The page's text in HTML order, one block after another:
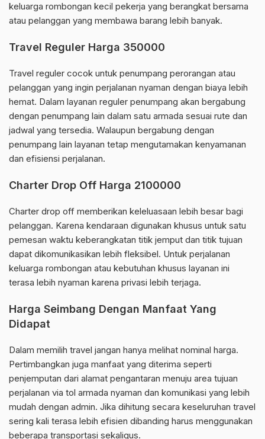
keluarga rombongan kecil pekerja yang berangkat bersama
atau pelanggan yang membawa barang lebih banyak.
Travel Reguler Harga 350000
Travel reguler cocok untuk penumpang perorangan atau
pelanggan yang ingin perjalanan nyaman dengan biaya lebih
hemat. Dalam layanan reguler penumpang akan bergabung
dengan penumpang lain dalam satu armada sesuai rute dan
jadwal yang tersedia. Walaupun bergabung dengan
penumpang lain layanan tetap mengutamakan kenyamanan
dan efisiensi perjalanan.
Charter Drop Off Harga 2100000
Charter drop off memberikan keleluasaan lebih besar bagi
pelanggan. Karena kendaraan digunakan khusus untuk satu
pemesan waktu keberangkatan titik jemput dan titik tujuan
dapat dikomunikasikan lebih fleksibel. Untuk perjalanan
keluarga rombongan atau kebutuhan khusus layanan ini
terasa lebih nyaman karena privasi lebih terjaga.
Harga Seimbang Dengan Manfaat Yang
Didapat
Dalam memilih travel jangan hanya melihat nominal harga.
Pertimbangkan juga manfaat yang diterima seperti
penjemputan dari alamat pengantaran menuju area tujuan
perjalanan via tol armada nyaman dan komunikasi yang lebih
mudah dengan admin. Jika dihitung secara keseluruhan travel
sering kali terasa lebih efisien dibanding harus menggunakan
beberapa transportasi sekaligus.